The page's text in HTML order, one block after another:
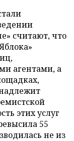
считают, что
агентами, а
этих услуг
55
не из